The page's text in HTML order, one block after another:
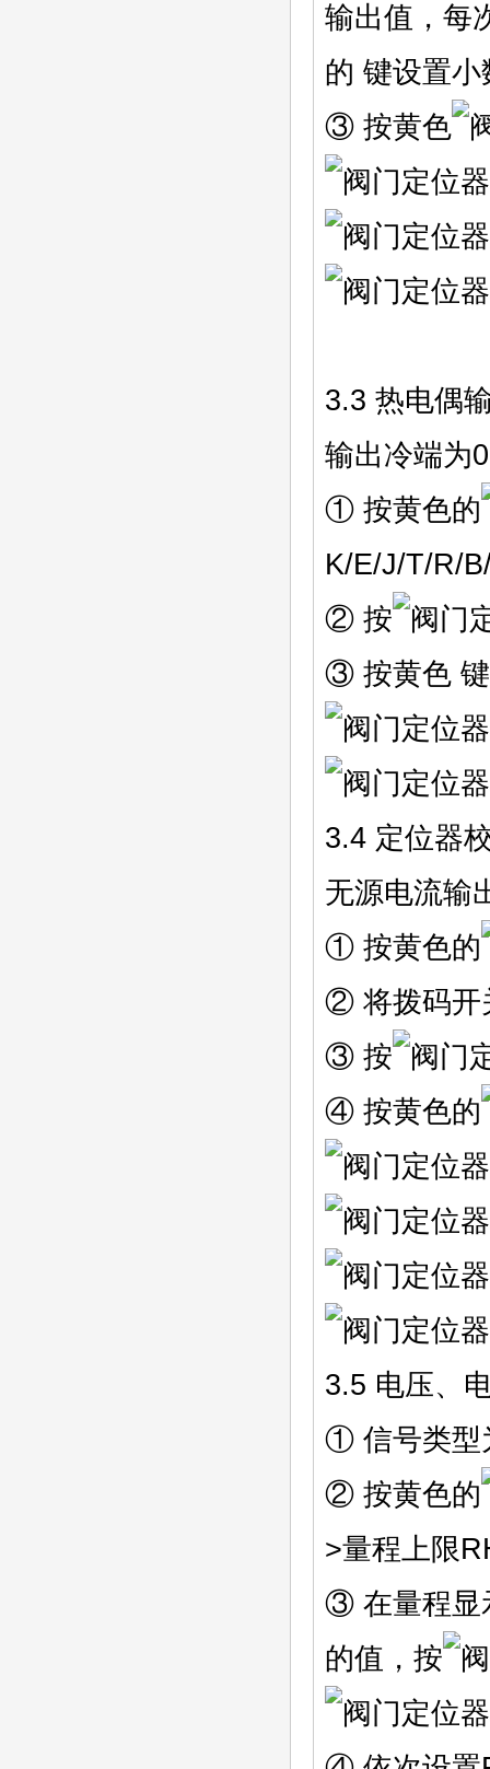
输出值，每
的 键设置
③ 按黄色
3.3 热电偶
输出冷端为
① 按黄色的
K/E/J/T/R/
② 按
③ 按黄色
3.4 定位器
无源电流输
① 按黄色的
② 将拨码开
③ 按
④ 按黄色的
3.5 电压、
① 信号类型
② 按黄色的
>量程上限
③ 在量程显
的值，按